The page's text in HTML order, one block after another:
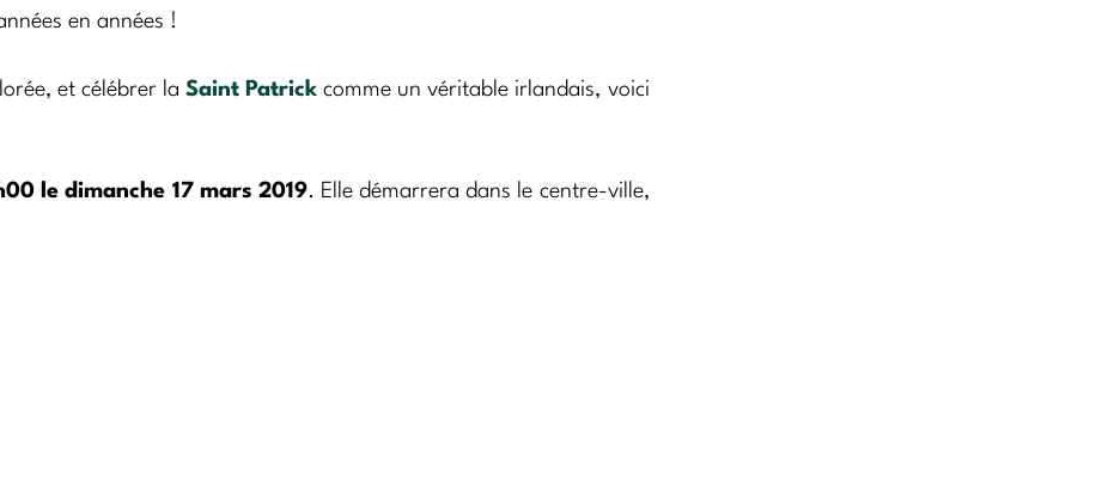
en années !
et célébrer la Saint Patrick comme un véritable irlandais, voici
le dimanche 17 mars 2019. Elle démarrera dans le centre-ville,